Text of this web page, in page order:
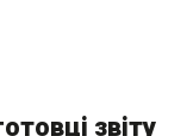
звіту